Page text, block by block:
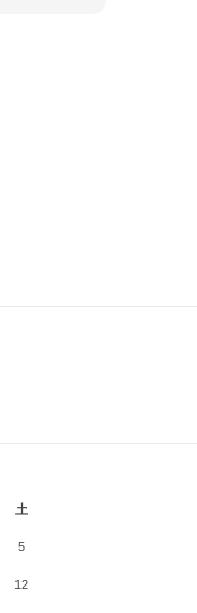
土
5
12